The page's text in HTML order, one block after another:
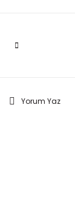
Yorum Yaz